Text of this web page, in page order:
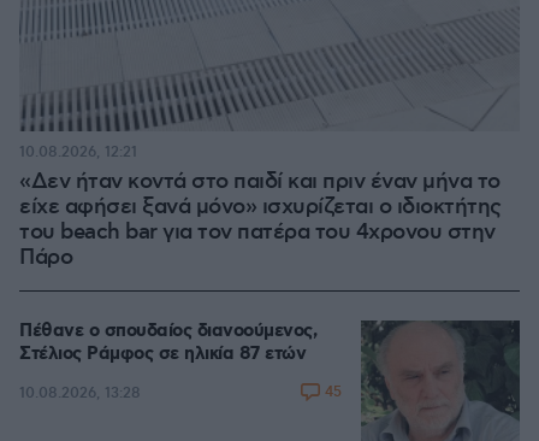
«Δεν ήταν κοντά στο παιδί και πριν έναν μήνα το
είχε αφήσει ξανά μόνο» ισχυρίζεται ο ιδιοκτήτης
του beach bar για τον πατέρα του 4χρονου στην
Πάρο
10.08.2026, 12:21
Πέθανε ο σπουδαίος διανοούμενος,
Στέλιος Ράμφος σε ηλικία 87 ετών
10.08.2026, 13:28 45